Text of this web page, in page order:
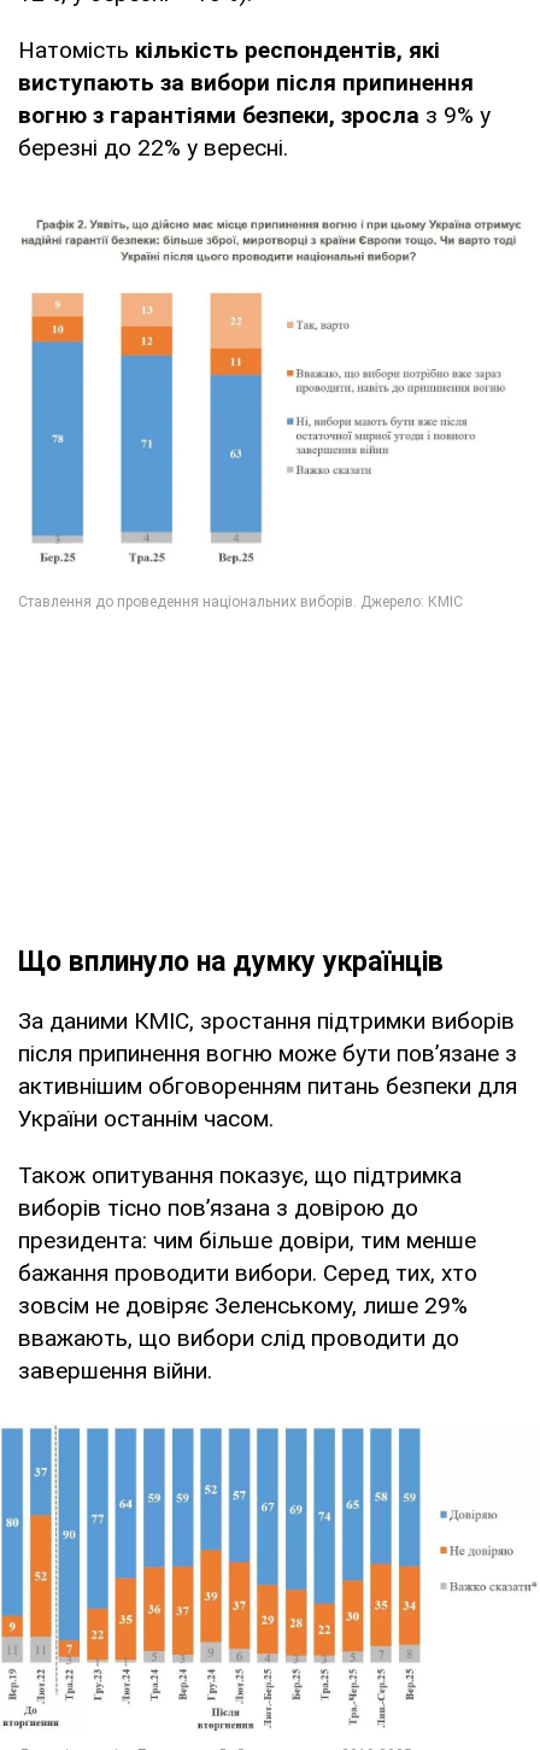
Натомість кількість респондентів, які
виступають за вибори після припинення
вогню з гарантіями безпеки, зросла з 9% у
березні до 22% у вересні.
Що вплинуло на думку українців
За даними КМІС, зростання підтримки виборів
після припинення вогню може бути пов’язане з
активнішим обговоренням питань безпеки для
України останнім часом.
Також опитування показує, що підтримка
виборів тісно пов’язана з довірою до
президента: чим більше довіри, тим менше
бажання проводити вибори. Серед тих, хто
зовсім не довіряє Зеленському, лише 29%
вважають, що вибори слід проводити до
завершення війни.